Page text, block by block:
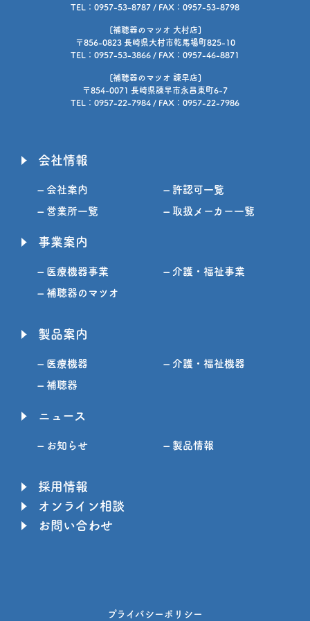
TEL：0957-53-8787 / FAX：0957-53-8798
[補聴器のマツオ 大村店]
〒856-0823 長崎県大村市乾馬場町825-10
TEL：0957-53-3866 / FAX：0957-46-8871
[補聴器のマツオ 諫早店]
〒854-0071 長崎県諫早市永昌東町6-7
TEL：0957-22-7984 / FAX：0957-22-7986
会社情報
– 会社案内 – 許認可一覧
– 営業所一覧 – 取扱メーカー一覧
事業案内
– 医療機器事業 – 介護・福祉事業
– 補聴器のマツオ
製品案内
– 医療機器 – 介護・福祉機器
– 補聴器
ニュース
– お知らせ – 製品情報
採用情報
オンライン相談
お問い合わせ
プライバシーポリシー